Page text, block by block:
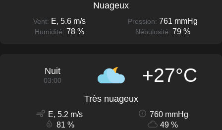
Nuageux
Vent: E, 5.6 m/s Pression: 761 mmHg
Humidité: 78 % Nébulosité: 79 %
Nuit
03:00 +27°C
Très nuageux
E, 5.2 m/s
760 mmHg
81 %
49 %